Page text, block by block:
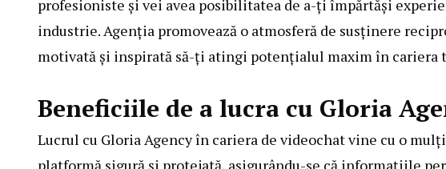
profesioniste și vei avea posibilitatea de a-ți împărtăși
industrie. Agenția promovează o atmosferă de susținere
motivată și inspirată să-ți atingi potențialul maxim în cariera
Beneficiile de a lucra cu Gloria
Lucrul cu Gloria Agency în cariera de videochat vine cu o